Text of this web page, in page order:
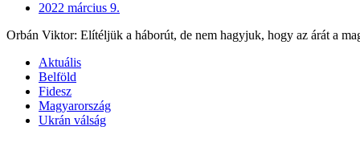
2022 március 9.
Orbán Viktor: Elítéljük a háborút, de nem hagyjuk, hogy az árát a
Aktuális
Belföld
Fidesz
Magyarország
Ukrán válság